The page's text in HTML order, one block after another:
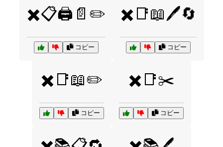
✖️📋🖨️📄✏️
コピー
✖️📑📖🖊️🔄
コピー
✖️📑📖✏️
コピー
✖️📑✂️
コピー